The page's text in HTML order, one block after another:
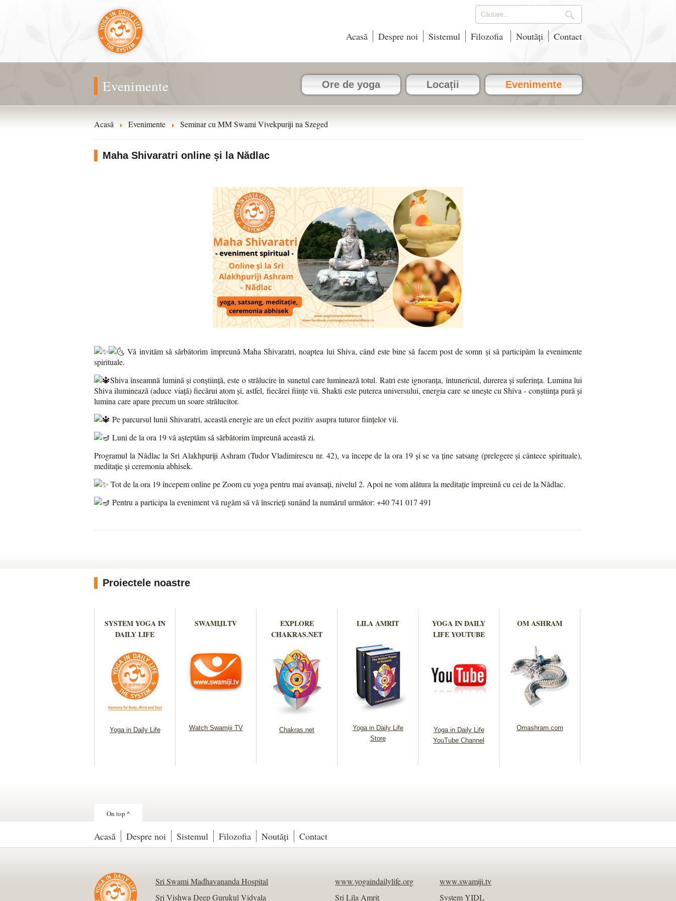
Acasă Despre noi Sistemul Filozofia Noutăți Contact
Evenimente Ore de yoga Locații Evenimente
Acasă Evenimente Seminar cu MM Swami Vivekpuriji na Szeged
Maha Shivaratri online și la Nădlac
Vă invităm să sărbătorim împreună Maha Shivaratri, noaptea lui Shiva, când este bine să facem post de somn și să participăm la evenimente
spirituale.
Shiva înseamnă lumină și conștiință, este o strălucire în sunetul care luminează totul. Ratri este ignoranța, întunericul, durerea și suferința. Lumina lui
Shiva iluminează (aduce viață) fiecărui atom și, astfel, fiecărei ființe vii. Shakti este puterea universului, energia care se unește cu Shiva - conștiința pură și
lumina care apare precum un soare strălucitor.
Pe parcursul lunii Shivaratri, această energie are un efect pozitiv asupra tuturor ființelor vii.
Luni de la ora 19 vă așteptăm să sărbătorim împreună această zi.
Programul la Nădlac la Sri Alakhpuriji Ashram (Tudor Vladimirescu nr. 42), va începe de la ora 19 și se va ține satsang (prelegere și cântece spirituale),
meditație și ceremonia abhisek.
Tot de la ora 19 începem online pe Zoom cu yoga pentru mai avansați, nivelul 2. Apoi ne vom alătura la meditație împreună cu cei de la Nădlac.
Pentru a participa la eveniment vă rugăm să vă înscrieți sunând la numărul următor: +40 741 017 491
Proiectele noastre
SYSTEM YOGA IN
DAILY LIFE
Yoga in Daily Life
SWAMIJI.TV
Watch Swamiji TV
EXPLORE
CHAKRAS.NET
Chakras.net
LILA AMRIT
Yoga in Daily Life
Store
YOGA IN DAILY
LIFE YOUTUBE
Yoga in Daily Life
YouTube Channel
OM ASHRAM
Omashram.com
On top ^
Acasă Despre noi Sistemul Filozofia Noutăți Contact
Sri Swami Madhavananda Hospital www.yogaindailylife.org
www.swamiji.tv
Sri Vishwa Deep Gurukul Vidyala
Sri Lila Amrit System YIDL